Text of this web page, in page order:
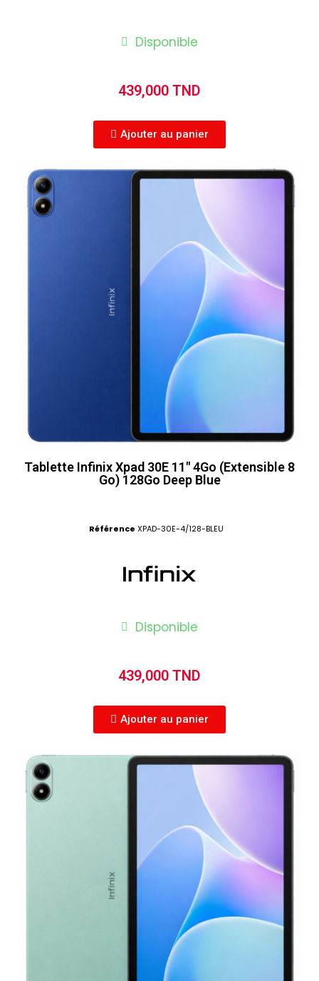
Disponible
439,000 TND
Ajouter au panier
Tablette Infinix Xpad 30E 11" 4Go (Extensible 8
Go) 128Go Deep Blue
Référence XPAD-30E-4/128-BLEU
Disponible
439,000 TND
Ajouter au panier